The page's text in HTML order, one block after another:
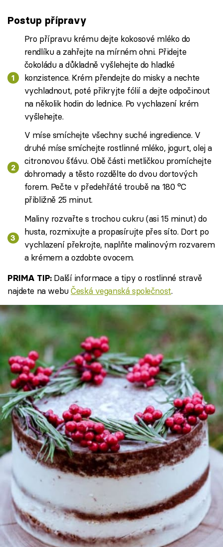
Postup přípravy
Pro přípravu krému dejte kokosové mléko do
rendlíku a zahřejte na mírném ohni. Přidejte
čokoládu a důkladně vyšlehejte do hladké
konzistence. Krém přendejte do misky a nechte
vychladnout, poté přikryjte fólií a dejte odpočinout
na několik hodin do lednice. Po vychlazení krém
vyšlehejte.
V míse smíchejte všechny suché ingredience. V
druhé míse smíchejte rostlinné mléko, jogurt, olej a
citronovou šťávu. Obě části metličkou promíchejte
dohromady a těsto rozdělte do dvou dortových
forem. Pečte v předehřáté troubě na 180 °C
přibližně 25 minut.
Maliny rozvařte s trochou cukru (asi 15 minut) do
husta, rozmixujte a propasírujte přes síto. Dort po
vychlazení překrojte, naplňte malinovým rozvarem
a krémem a ozdobte ovocem.
PRIMA TIP:Další informace a tipy o rostlinné stravě
najdete na webuČeská veganská společnost.